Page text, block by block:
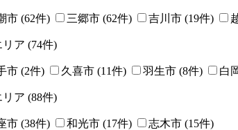
市 (62件) 三郷市 (62件) 吉川市 (19件)
リア (74件)
市 (2件) 久喜市 (11件) 羽生市 (8件) 白
ア (88件)
市 (38件) 和光市 (17件) 志木市 (15件)